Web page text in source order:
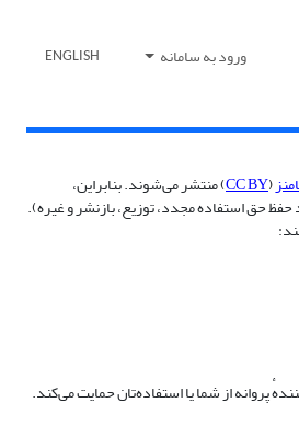
ورود به سامانه ENGLISH
(
CC BY) منتشر می‌شوند. بنابراین،
حق استفاده مجدد، توزیع، بازنشر و غیره).
پروانه از شما یا استفاده‌تان حمایت می‌کند.